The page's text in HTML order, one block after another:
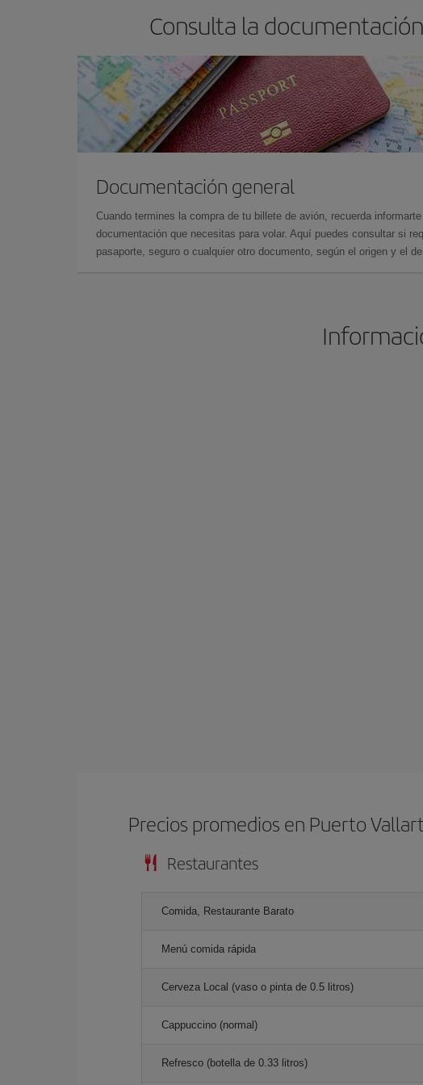
Consulta la
Documentación general
Cuando termines la compra de tu billete de avión, recuerda
documentación que necesitas para volar. Aquí puedes consultar si
pasaporte, seguro o cualquier otro documento, según el origen y el
Precios promedios en Puerto
Restaurantes
Comida, Restaurante Barato
Menú comida rápida
Cerveza Local (vaso o pinta de 0.5 litros)
Cappuccino (normal)
Refresco (botella de 0.33 litros)